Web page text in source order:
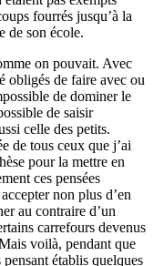
fourrés jusqu’à la
de son école.
on pouvait. Avec
obligés de faire avec ou
de dominer le
de saisir
celle des petits.
de tous ceux que j’ai
pour la mettre en
ces pensées
non plus d’en
au contraire d’un
carrefours devenus
voilà, pendant que
établis quelques